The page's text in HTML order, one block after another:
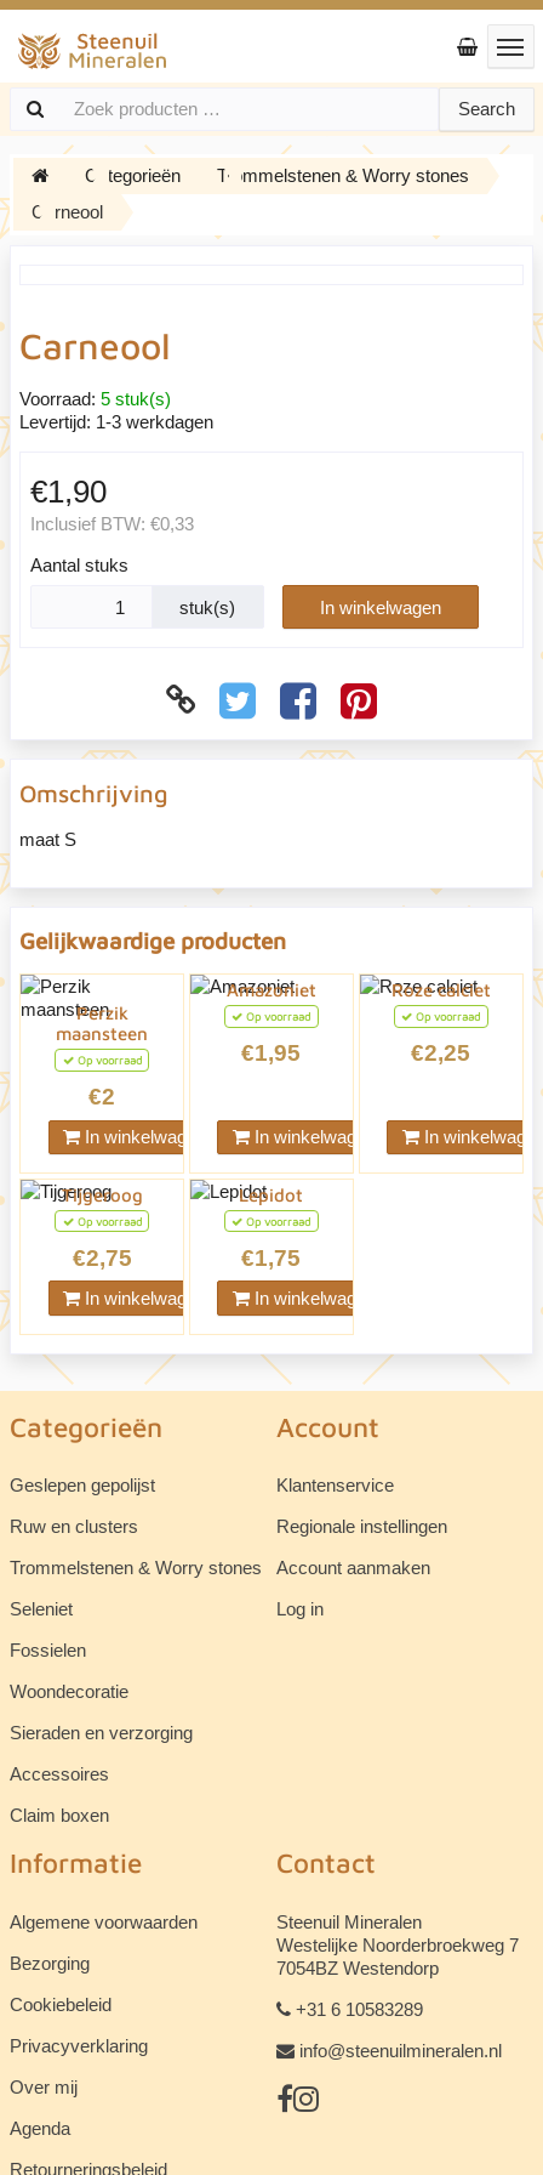
Search
Categorieën
Trommelstenen & Worry stones
Carneool
Carneool
Voorraad: 5 stuk(s)
Levertijd: 1-3 werkdagen
€1,90
Inclusief BTW: €0,33
Aantal stuks
stuk(s) In winkelwagen
Omschrijving
maat S
Gelijkwaardige producten
Perzik
maansteen
Op voorraad
€2
In winkelwagen
Amazoniet
Op voorraad
€1,95
In winkelwagen
Roze calciet
Op voorraad
€2,25
In
Tijgeroog
Op voorraad
€2,75
In winkelwagen
Lepidot
Op voorraad
€1,75
In winkelwagen
Categorieën
Geslepen gepolijst
Ruw en clusters
Trommelstenen & Worry stones
Seleniet
Fossielen
Woondecoratie
Sieraden en verzorging
Accessoires
Claim boxen
Account
Klantenservice
Regionale instellingen
Account aanmaken
Log in
Informatie
Algemene voorwaarden
Bezorging
Cookiebeleid
Privacyverklaring
Over mij
Agenda
Retourneringsbeleid
Contact
Steenuil Mineralen
Westelijke Noorderbroekweg 7
7054BZ Westendorp
+31 6 10583289
info@steenuilmineralen.nl